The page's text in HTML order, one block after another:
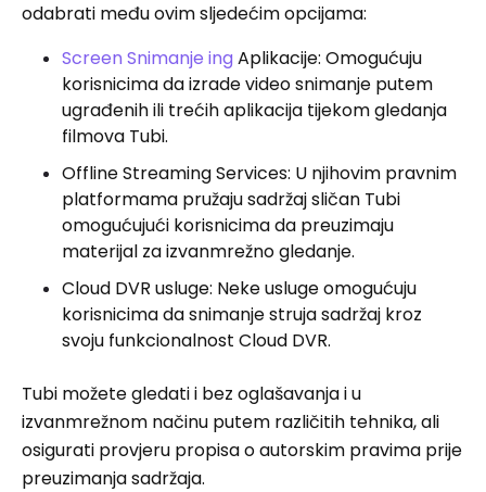
odabrati među ovim sljedećim opcijama:
Screen Snimanje ing Aplikacije: Omogućuju
korisnicima da izrade video snimanje putem
ugrađenih ili trećih aplikacija tijekom gledanja
filmova Tubi.
Offline Streaming Services: U njihovim pravnim
platformama pružaju sadržaj sličan Tubi
omogućujući korisnicima da preuzimaju
materijal za izvanmrežno gledanje.
Cloud DVR usluge: Neke usluge omogućuju
korisnicima da snimanje struja sadržaj kroz
svoju funkcionalnost Cloud DVR.
Tubi možete gledati i bez oglašavanja i u
izvanmrežnom načinu putem različitih tehnika, ali
osigurati provjeru propisa o autorskim pravima prije
preuzimanja sadržaja.